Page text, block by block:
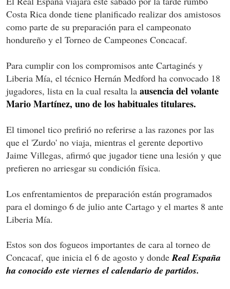
Costa Rica donde tiene planificado realizar dos amistosos
como parte de su preparación para el campeonato
hondureño y el Torneo de Campeones Concacaf.
Para cumplir con los compromisos ante Cartaginés y
Liberia Mía, el técnico Hernán Medford ha convocado 18
jugadores, lista en la cual resalta la ausencia del volante
Mario Martínez, uno de los habituales titulares.
El timonel tico prefirió no referirse a las razones por las
que el 'Zurdo' no viaja, mientras el gerente deportivo
Jaime Villegas, afirmó que jugador tiene una lesión y que
prefieren no arriesgar su condición física.
Los enfrentamientos de preparación están programados
para el domingo 6 de julio ante Cartago y el martes 8 ante
Liberia Mía.
Estos son dos fogueos importantes de cara al torneo de
Concacaf, que inicia el 6 de agosto y dondeReal España
ha conocido este viernes el calendario de partidos.